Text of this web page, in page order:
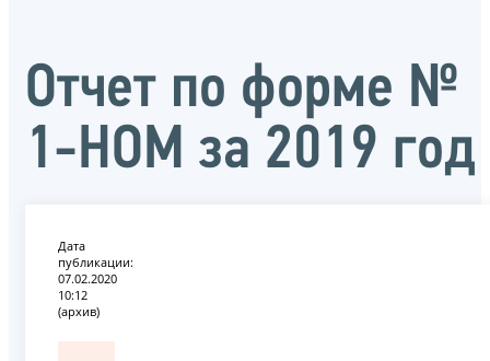
Отчет по форме №
1-НОМ за 2019 год
Дата
публикации:
07.02.2020
10:12
(архив)